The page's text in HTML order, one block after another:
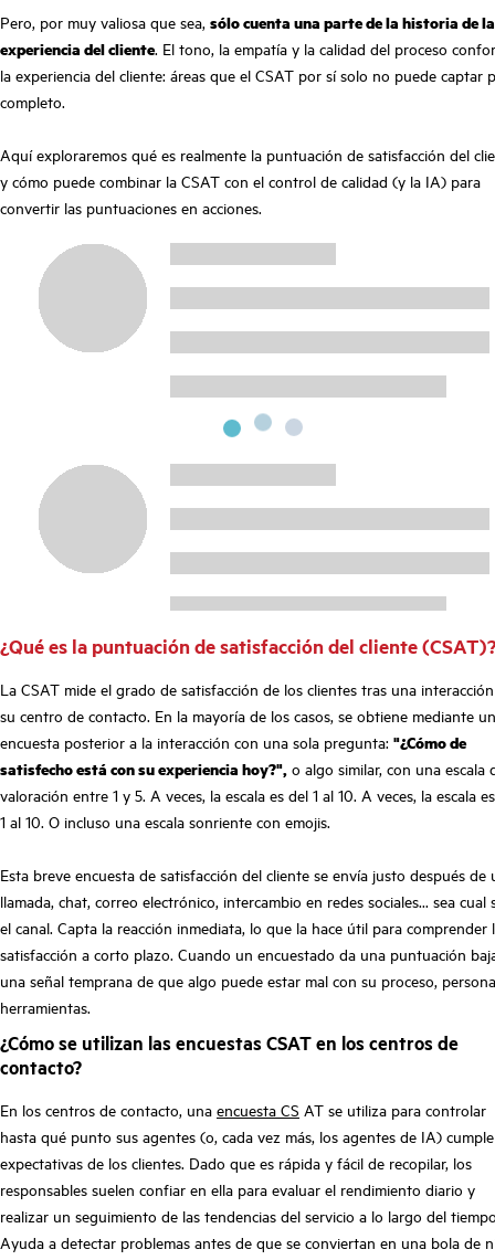
Pero, por muy valiosa que sea, sólo cuenta una parte de la historia de la
experiencia del cliente. El tono, la empatía y la calidad del proceso
la experiencia del cliente: áreas que el CSAT por sí solo no puede captar
completo.
Aquí exploraremos qué es realmente la puntuación de satisfacción del
y cómo puede combinar la CSAT con el control de calidad (y la IA) para
convertir las puntuaciones en acciones.
¿Qué es la puntuación de satisfacción del cliente
La CSAT mide el grado de satisfacción de los clientes tras una
su centro de contacto. En la mayoría de los casos, se obtiene mediante
encuesta posterior a la interacción con una sola pregunta: "¿Cómo de
satisfecho está con su experiencia hoy?", o algo similar, con una escala
valoración entre 1 y 5. A veces, la escala es del 1 al 10. A veces, la escala
1 al 10. O incluso una escala sonriente con emojis.
Esta breve encuesta de satisfacción del cliente se envía justo después de
llamada, chat, correo electrónico, intercambio en redes sociales... sea cual
el canal. Capta la reacción inmediata, lo que la hace útil para comprender
satisfacción a corto plazo. Cuando un encuestado da una puntuación
una señal temprana de que algo puede estar mal con su proceso,
herramientas.
¿Cómo se utilizan las encuestas CSAT en los centros de
contacto?
En los centros de contacto, una encuesta CS AT se utiliza para controlar
hasta qué punto sus agentes (o, cada vez más, los agentes de IA)
expectativas de los clientes. Dado que es rápida y fácil de recopilar, los
responsables suelen confiar en ella para evaluar el rendimiento diario y
realizar un seguimiento de las tendencias del servicio a lo largo del
Ayuda a detectar problemas antes de que se conviertan en una bola de